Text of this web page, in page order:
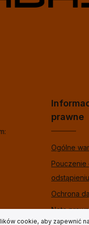
prawne
Ogólne
Pouczenie
Ochrona
Nota
cookie, aby zapewnić